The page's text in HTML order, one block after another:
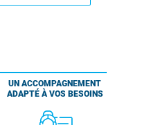
UN ACCOMPAGNEMENT
ADAPTÉ À VOS BESOINS